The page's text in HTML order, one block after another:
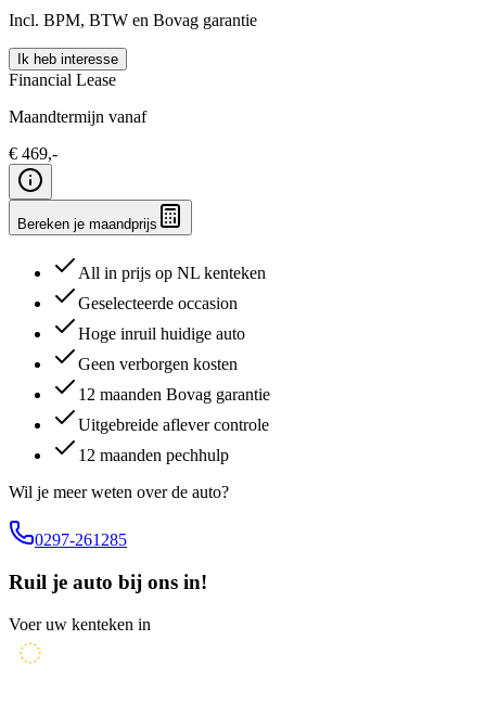
Incl. BPM, BTW en Bovag garantie
Ik heb interesse
Financial Lease
Maandtermijn vanaf
€ 469,-
Bereken je maandprijs
All in prijs op NL kenteken
Geselecteerde occasion
Hoge inruil huidige auto
Geen verborgen kosten
12 maanden Bovag garantie
Uitgebreide aflever controle
12 maanden pechhulp
Wil je meer weten over de auto?
0297-261285
Ruil je auto bij ons in!
Voer uw kenteken in